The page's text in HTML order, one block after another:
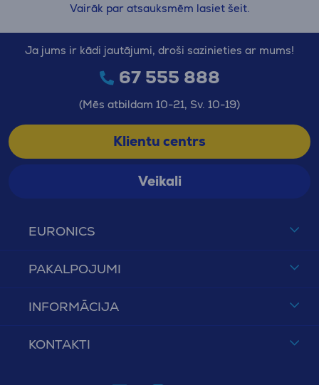
Vairāk par atsauksmēm lasiet šeit.
EURONICS
PAKALPOJUMI
INFORMĀCIJA
KONTAKTI
Ja jums ir kādi jautājumi, droši sazinieties ar mums!
67 555 888
(Mēs atbildam 10-21, Sv. 10-19)
Klientu centrs
Veikali